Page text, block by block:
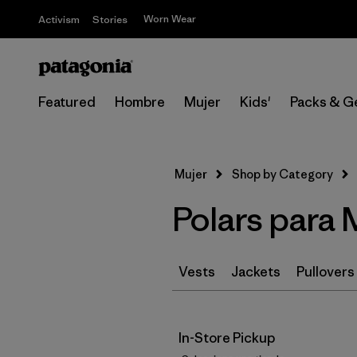
Activism Stories Worn Wear
Featured Hombre Mujer Kids' Packs &
Mujer Shop by Category
Polars para
Vests Jackets Pullovers
In-Store Pickup